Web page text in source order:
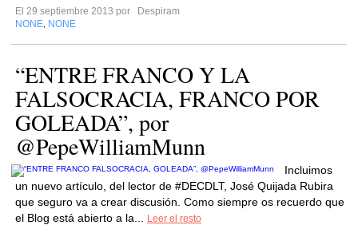
El 29 septiembre 2013 por
Despiram
NONE NONE
“ENTRE FRANCO Y LA
FALSOCRACIA, FRANCO POR
GOLEADA”, por
@PepeWilliamMunn
Incluimos
un nuevo artículo, del lector de #DECDLT, José Quijada Rubira
que seguro va a crear discusión. Como siempre os recuerdo que
el Blog está abierto a la...
Leer el resto